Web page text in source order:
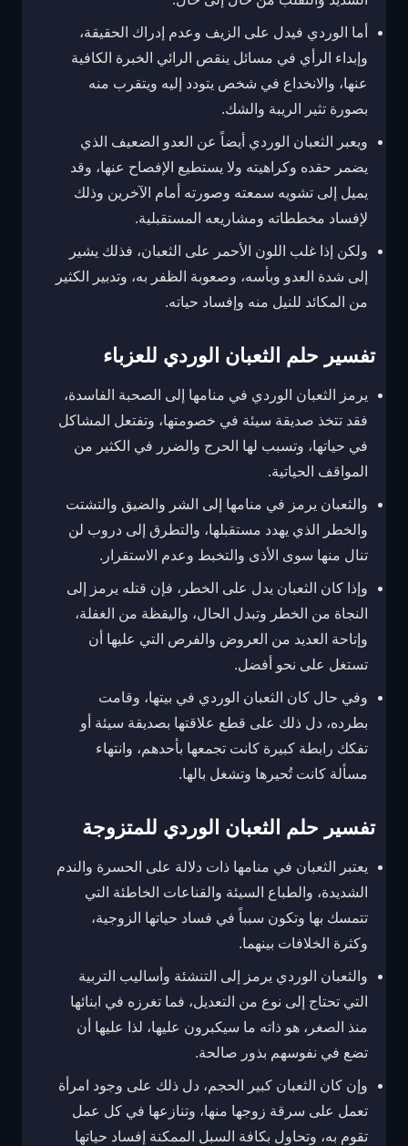
أما الوردي فيدل على الزيف وعدم إدراك الحقيقة،
وإبداء الرأي في مسائل ينقص الرائي الخبرة الكافية
عنها، والانخداع في شخص يتودد إليه ويتقرب منه
بصورة تثير الريبة والشك.
ويعبر الثعبان الوردي أيضاً عن العدو الضعيف الذي
يضمر حقده وكراهيته ولا يستطيع الإفصاح عنها، وقد
يميل إلى تشويه سمعته وصورته أمام الآخرين وذلك
لإفساد مخططاته ومشاريعه المستقبلية.
ولكن إذا غلب اللون الأحمر على الثعبان، فذلك يشير
إلى شدة العدو وبأسه، وصعوبة الظفر به، وتدبير الكثير
من المكائد للنيل منه وإفساد حياته.
تفسير حلم الثعبان الوردي للعزباء
يرمز الثعبان الوردي في منامها إلى الصحبة الفاسدة،
فقد تتخذ صديقة سيئة في خصومتها، وتفتعل المشاكل
في حياتها، وتسبب لها الحرج والضرر في الكثير من
المواقف الحياتية.
والثعبان يرمز في منامها إلى الشر والضيق والتشتت
والخطر الذي يهدد مستقبلها، والتطرق إلى دروب لن
تنال منها سوى الأذى والتخبط وعدم الاستقرار.
وإذا كان الثعبان يدل على الخطر، فإن قتله يرمز إلى
النجاة من الخطر وتبدل الحال، واليقظة من الغفلة،
وإتاحة العديد من العروض والفرص التي عليها أن
تستغل على نحو أفضل.
وفي حال كان الثعبان الوردي في بيتها، وقامت
بطرده، دل ذلك على قطع علاقتها بصديقة سيئة أو
تفكك رابطة كبيرة كانت تجمعها بأحدهم، وانتهاء
مسألة كانت تُحيرها وتشغل بالها.
تفسير حلم الثعبان الوردي للمتزوجة
يعتبر الثعبان في منامها ذات دلالة على الحسرة والندم
الشديدة، والطباع السيئة والقناعات الخاطئة التي
تتمسك بها وتكون سبباً في فساد حياتها الزوجية،
وكثرة الخلافات بينهما.
والثعبان الوردي يرمز إلى التنشئة وأساليب التربية
التي تحتاج إلى نوع من التعديل، فما تغرزه في ابنائها
منذ الصغر، هو ذاته ما سيكبرون عليها، لذا عليها أن
تضع في نفوسهم بذور صالحة.
وإن كان الثعبان كبير الحجم، دل ذلك على وجود امرأة
تعمل على سرقة زوجها منها، وتنازعها في كل عمل
تقوم به، وتحاول بكافة السبل الممكنة إفساد حياتها